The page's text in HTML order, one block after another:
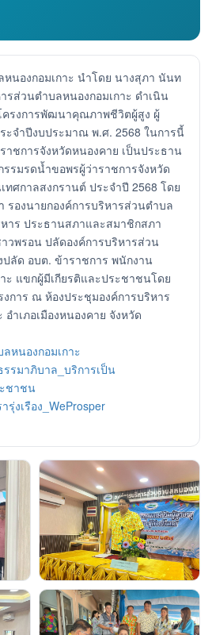
นองกอมเกาะ นำโดย นางสุภา นันท
รส่วนตำบลหนองกอมเกาะ ดำเนิน
ครงการพัฒนาคุณภาพชีวิตผู้สูง ผู้
ะจำปีงบประมาณ พ.ศ. 2568 ในการนี้
ชการจังหวัดหนองคาย เป็นประธาน
รรมรดน้ำขอพรผู้ว่าราชการจังหวัด
ทศกาลสงกรานต์ ประจำปี 2568 โดย
รองนายกองค์การบริหารส่วนตำบล
าร ประธานสภาและสมาชิกสภา
วพรอน ปลัดองค์การบริหารส่วน
ปลัด อบต. ข้าราชการ พนักงาน
ะ แขกผู้มีเกียรติและประชาชนโดย
งการ ณ ห้องประชุมองค์การบริหาร
ำเภอเมืองหนองคาย จังหวัด
หนองกอมเกาะ
รมาภิบาล_บริการเป็น
ชาชน
รุ่งเรือง_WeProsper